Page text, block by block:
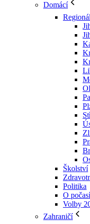
Domácí
Školství
Politika
O počasí
Volby
Zahraničí